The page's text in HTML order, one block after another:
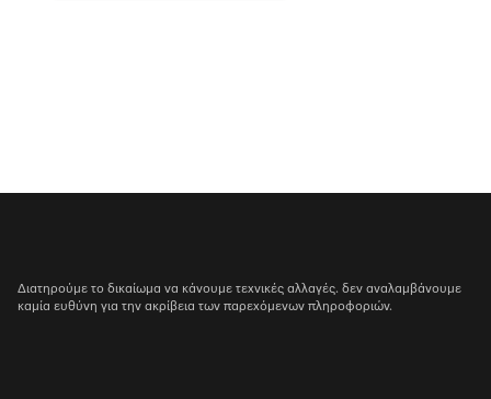
Διατηρούμε το δικαίωμα να κάνουμε τεχνικές αλλαγές. δεν αναλαμβάνουμε
καμία ευθύνη για την ακρίβεια των παρεχόμενων πληροφοριών.